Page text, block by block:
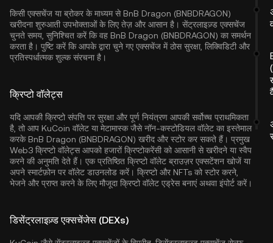
किसी एक्सचेंज या ब्रोकर के माध्यम से BnB Dragon (BNBDRAGON)
खरीदना शुरुआती उपभोक्ताओं के लिए तेज़ और आसान है। सेंट्रलाइज़्ड एक्सचेंज
चुनते समय, सुनिश्चित करें कि वह BnB Dragon (BNBDRAGON) का समर्थन
करता है। पुष्टि करें कि आपके द्वारा चुने गए एक्सचेंज में ठोस सुरक्षा, लिक्विडिटी और
प्रतिस्पर्धात्मक शुल्क संरचना है।
क्रिप्टो वॉलेट्स
यदि आपकी क्रिप्टो संपत्ति पर सुरक्षा और पूर्ण नियंत्रण आपकी सर्वोच्च प्राथमिकता
है, तो आप KuCoin वॉलेट या मेटामास्क जैसे नॉन-कस्टोडियल वॉलेट का इस्तेमाल
करके BnB Dragon (BNBDRAGON) खरीद और स्टोर कर सकते हैं। प्रमुख
Web3 क्रिप्टो वॉलेट्स आपको हजारों क्रिप्टोकरेंसी को आसानी से खरीदने या स्वैप
करने की अनुमति देते हैं। एक प्रतिष्ठित क्रिप्टो वॉलेट ब्राउज़र एक्सटेंशन खोजें या
अपने स्मार्टफ़ोन पर वॉलेट डाउनलोड करें। क्रिप्टो और NFTs को स्टोर करने,
भेजने और प्राप्त करने के लिए मौजूदा क्रिप्टो वॉलेट एड्रेस बनाएं अथवा इंपोर्ट करें।
डिसेंट्रलाइज़्ड एक्सचेंजेस (DEXs)